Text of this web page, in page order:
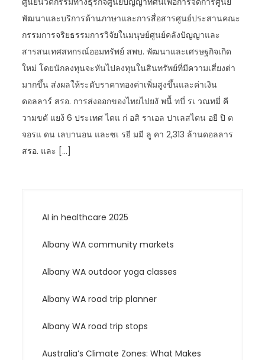
พัฒนาและบริการด้านภาษาและการสื่อสารศูนย์ประสานคณะ
กรรมการจริยธรรมการวิจัยในมนุษย์ศูนย์คลังปัญญาและ
สารสนเทศสหกรณ์ออมทรัพย์ สพบ. พัฒนาและเศรษฐกิจเกิด
ใหม่ โดยนักลงทุนจะหันไปลงทุนในสินทรัพย์ที่มีความเสี่ยงต่า
มากขึ้น ส่งผลให้ระดับราคาทองค่าเพิ่มสูงขึ้นและค่าเงิน
ดอลลาร์ สรอ. การส่งออกของไทยไปยงั พนื้ ทบี่ รเ วณทมี่ คี
วามขดั แยง้ 6 ประเทศ ไดแ ก่ อสิ ราเอล ปาเลสไตน อยี ปิ ต
จอรแ ดน เลบานอน และซเ รยี มมี ลู คา 2,313 ล้านดอลลาร
สรอ. และ […]
AI in healthcare 2025
Albany WA community markets
Albany WA outdoor yoga classes
Albany WA road trip planner
Albany WA road trip stops
Australia’s Climate Zones: What Makes